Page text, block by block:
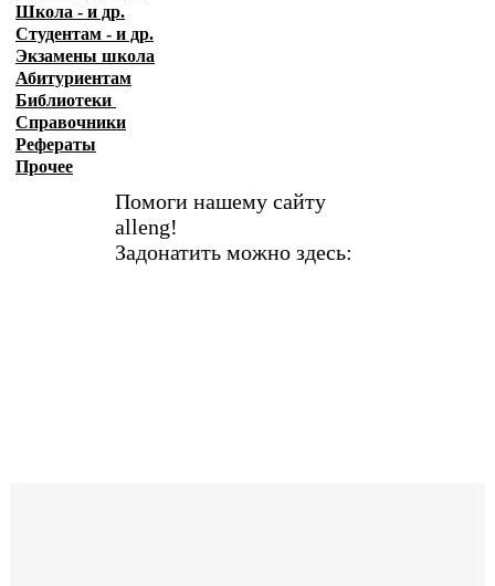
Школа - и др.
Студентам - и др.
Экзамены школа
Абитуриентам
Библиотеки
Справочники
Рефераты
Прочее
Помоги нашему сайту
alleng!
Задонатить можно здесь: